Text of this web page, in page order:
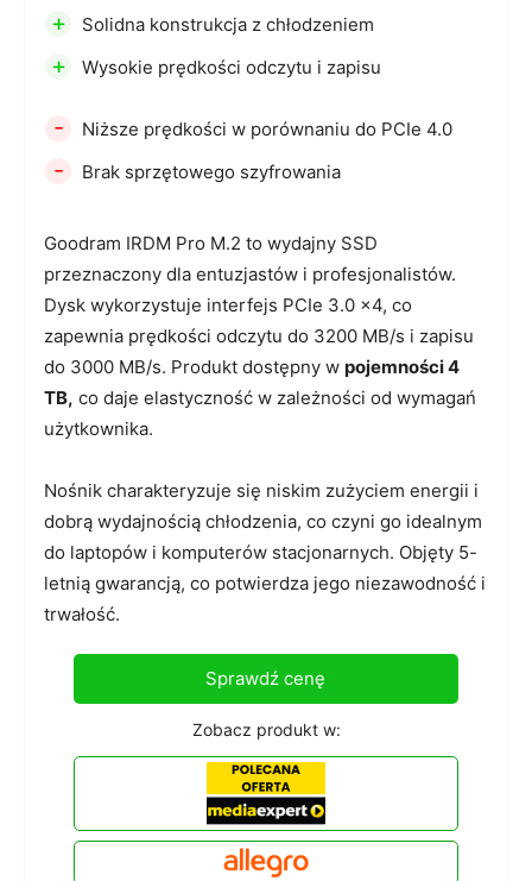
Goodram IRDM Pro M.2 to wydajny SSD
przeznaczony dla entuzjastów i profesjonalistów.
Dysk wykorzystuje interfejs PCIe 3.0 x4, co
zapewnia prędkości odczytu do 3200 MB/s i zapisu
do 3000 MB/s. Produkt dostępny w pojemności 4
TB, co daje elastyczność w zależności od wymagań
użytkownika.
Nośnik charakteryzuje się niskim zużyciem energii i
dobrą wydajnością chłodzenia, co czyni go idealnym
do laptopów i komputerów stacjonarnych. Objęty 5-
letnią gwarancją, co potwierdza jego niezawodność i
trwałość.
+ Solidna konstrukcja z chłodzeniem
+ Wysokie prędkości odczytu i zapisu
- Niższe prędkości w porównaniu do PCIe 4.0
- Brak sprzętowego szyfrowania
Sprawdź cenę
Zobacz produkt w: